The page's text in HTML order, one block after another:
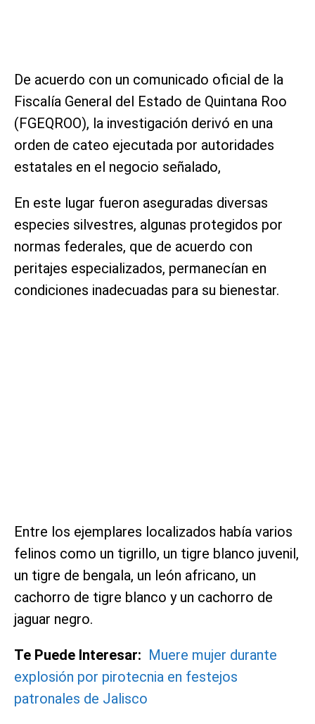
De acuerdo con un comunicado oficial de la
Fiscalía General del Estado de Quintana Roo
(FGEQROO), la investigación derivó en una
orden de cateo ejecutada por autoridades
estatales en el negocio señalado,
En este lugar fueron aseguradas diversas
especies silvestres, algunas protegidos por
normas federales, que de acuerdo con
peritajes especializados, permanecían en
condiciones inadecuadas para su bienestar.
Entre los ejemplares localizados había varios
felinos como un tigrillo, un tigre blanco juvenil,
un tigre de bengala, un león africano, un
cachorro de tigre blanco y un cachorro de
jaguar negro.
Te Puede Interesar: Muere mujer durante
explosión por pirotecnia en festejos
patronales de Jalisco